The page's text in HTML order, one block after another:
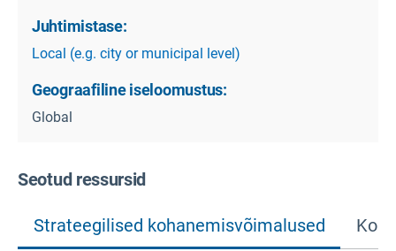
Juhtimistase:
Local (e.g. city or municipal level)
Geograafiline iseloomustus:
Global
Seotud ressursid
Strateegilised kohanemisvõimalused